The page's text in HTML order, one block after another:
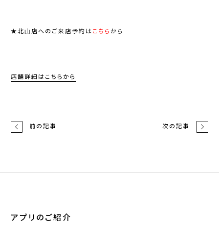
★北山店へのご来店予約は こちら から
店舗詳細はこちらから
前の記事 次の記事
アプリのご紹介